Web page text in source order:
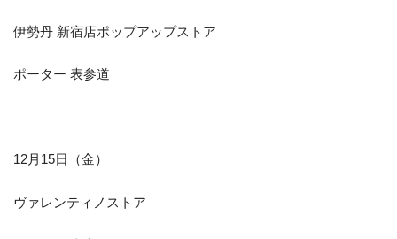
伊勢丹 新宿店ポップアップストア
ポーター 表参道
12月15日（金）
ヴァレンティノストア